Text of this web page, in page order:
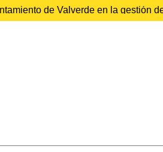
de Valverde en la gestión